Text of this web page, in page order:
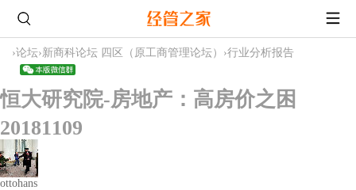
›论坛›新商科论坛 四区（原工商管理论坛） ›行业分析报告
恒大研究院-房地产：高房价之困
20181109
ottohans